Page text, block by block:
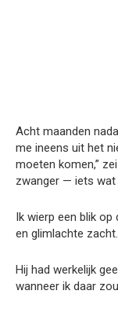
Acht maanden
me ineens uit het
moeten komen,”
zwanger — iets wat
Ik wierp een blik op
en glimlachte
Hij had werkelijk
wanneer ik daar